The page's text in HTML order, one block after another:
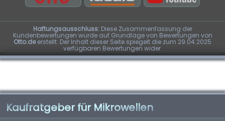
Haftungsausschluss:Diese Zusammenfassung der
Kundenbewertungen wurde auf Grundlage von Bewertungen von
Otto.deerstellt. Der Inhalt dieser Seite spiegelt die zum 29.04.2025
verfügbaren Bewertungen wider.
Kaufratgeber für Mikrowellen